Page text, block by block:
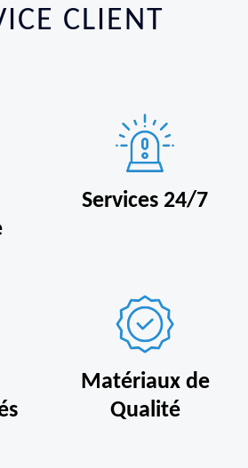
CLIENT
Services 24/7
Matériaux de
Qualité